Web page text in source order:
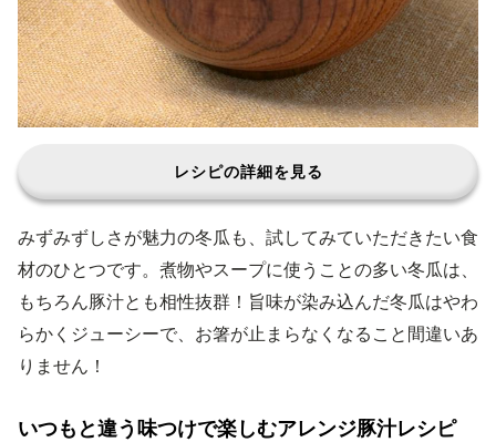
レシピの詳細を見る
みずみずしさが魅力の冬瓜も、試してみていただきたい食
材のひとつです。煮物やスープに使うことの多い冬瓜は、
もちろん豚汁とも相性抜群！旨味が染み込んだ冬瓜はやわ
らかくジューシーで、お箸が止まらなくなること間違いあ
りません！
いつもと違う味つけで楽しむアレンジ豚汁レシピ